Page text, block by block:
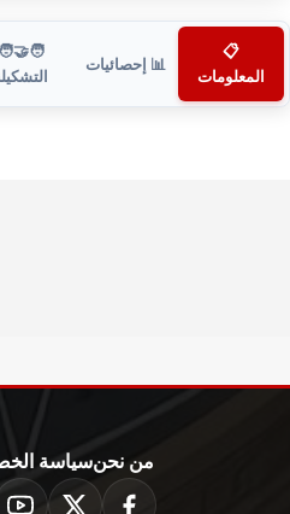
📋
المعلومات
📊 إحصائيات
🧑‍🤝‍🧑
من نحنسياسة